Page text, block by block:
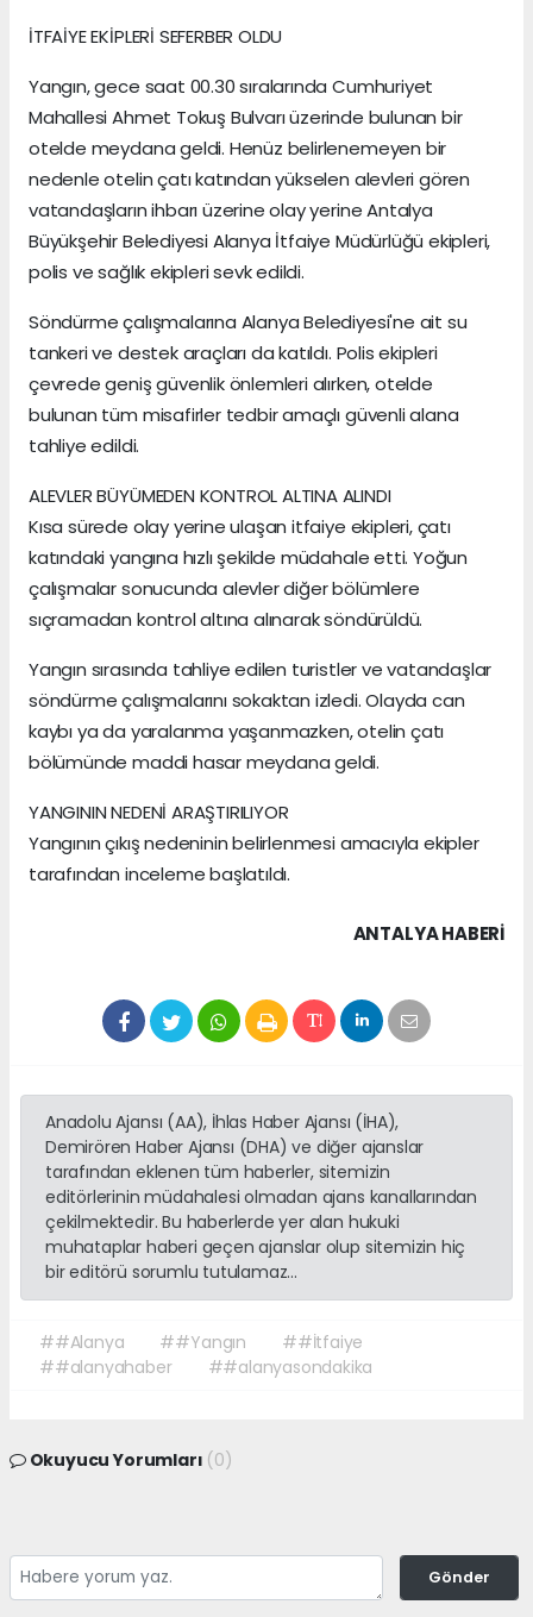
İTFAİYE EKİPLERİ SEFERBER OLDU
Yangın, gece saat 00.30 sıralarında Cumhuriyet
Mahallesi Ahmet Tokuş Bulvarı üzerinde bulunan bir
otelde meydana geldi. Henüz belirlenemeyen bir
nedenle otelin çatı katından yükselen alevleri gören
vatandaşların ihbarı üzerine olay yerine Antalya
Büyükşehir Belediyesi Alanya İtfaiye Müdürlüğü ekipleri,
polis ve sağlık ekipleri sevk edildi.
Söndürme çalışmalarına Alanya Belediyesi'ne ait su
tankeri ve destek araçları da katıldı. Polis ekipleri
çevrede geniş güvenlik önlemleri alırken, otelde
bulunan tüm misafirler tedbir amaçlı güvenli alana
tahliye edildi.
ALEVLER BÜYÜMEDEN KONTROL ALTINA ALINDI
Kısa sürede olay yerine ulaşan itfaiye ekipleri, çatı
katındaki yangına hızlı şekilde müdahale etti. Yoğun
çalışmalar sonucunda alevler diğer bölümlere
sıçramadan kontrol altına alınarak söndürüldü.
Yangın sırasında tahliye edilen turistler ve vatandaşlar
söndürme çalışmalarını sokaktan izledi. Olayda can
kaybı ya da yaralanma yaşanmazken, otelin çatı
bölümünde maddi hasar meydana geldi.
YANGININ NEDENİ ARAŞTIRILIYOR
Yangının çıkış nedeninin belirlenmesi amacıyla ekipler
tarafından inceleme başlatıldı.
ANTALYA HABERİ
Anadolu Ajansı (AA), İhlas Haber Ajansı (İHA),
Demirören Haber Ajansı (DHA) ve diğer ajanslar
tarafından eklenen tüm haberler, sitemizin
editörlerinin müdahalesi olmadan ajans kanallarından
çekilmektedir. Bu haberlerde yer alan hukuki
muhataplar haberi geçen ajanslar olup sitemizin hiç
bir editörü sorumlu tutulamaz...
##Alanya ##Yangın
##İtfaiye
##alanyahaber
##alanyasondakika
Okuyucu Yorumları (0)
Gönder